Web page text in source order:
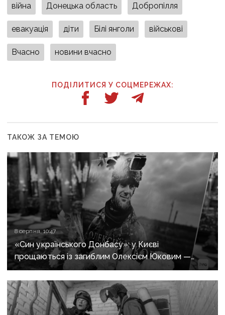
війна Донецька область Добропілля
евакуація діти Білі янголи військові
Вчасно новини вчасно
ПОДІЛИТИСЯ У СОЦМЕРЕЖАХ:
ТАКОЖ ЗА ТЕМОЮ
8 серпня, 10:47
«Син українського Донбасу»: у Києві
прощаються із загиблим Олексієм Юковим —
пошуковцем загону «Плацдарм»